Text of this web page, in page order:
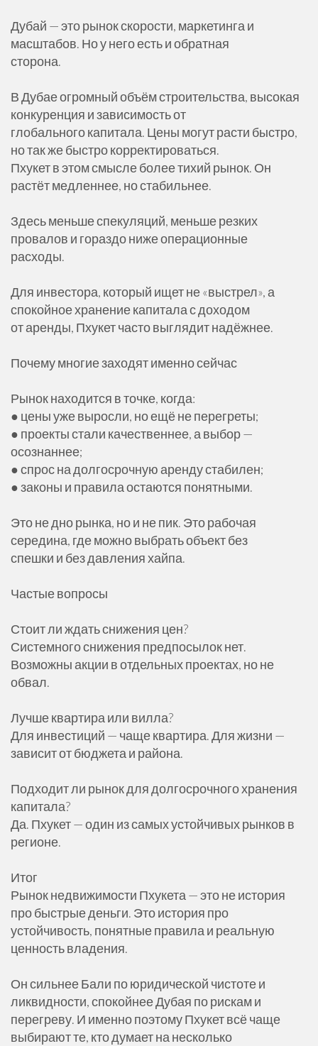
Дубай — это рынок скорости, маркетинга и
масштабов. Но у него есть и обратная
сторона.
В Дубае огромный объём строительства, высокая
конкуренция и зависимость от
глобального капитала. Цены могут расти быстро,
но так же быстро корректироваться.
Пхукет в этом смысле более тихий рынок. Он
растёт медленнее, но стабильнее.
Здесь меньше спекуляций, меньше резких
провалов и гораздо ниже операционные
расходы.
Для инвестора, который ищет не «выстрел», а
спокойное хранение капитала с доходом
от аренды, Пхукет часто выглядит надёжнее.
Почему многие заходят именно сейчас
Рынок находится в точке, когда:
● цены уже выросли, но ещё не перегреты;
● проекты стали качественнее, а выбор —
осознаннее;
● спрос на долгосрочную аренду стабилен;
● законы и правила остаются понятными.
Это не дно рынка, но и не пик. Это рабочая
середина, где можно выбрать объект без
спешки и без давления хайпа.
Частые вопросы
Стоит ли ждать снижения цен?
Системного снижения предпосылок нет.
Возможны акции в отдельных проектах, но не
обвал.
Лучше квартира или вилла?
Для инвестиций — чаще квартира. Для жизни —
зависит от бюджета и района.
Подходит ли рынок для долгосрочного хранения
капитала?
Да. Пхукет — один из самых устойчивых рынков в
регионе.
Итог
Рынок недвижимости Пхукета — это не история
про быстрые деньги. Это история про
устойчивость, понятные правила и реальную
ценность владения.
Он сильнее Бали по юридической чистоте и
ликвидности, спокойнее Дубая по рискам и
перегреву. И именно поэтому Пхукет всё чаще
выбирают те, кто думает на несколько